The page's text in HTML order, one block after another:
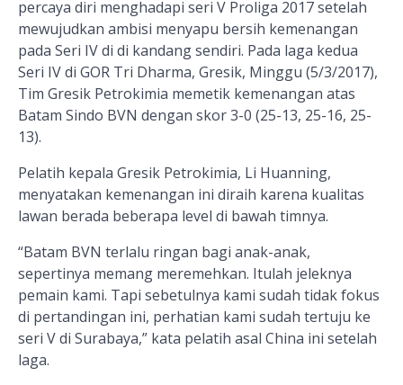
percaya diri menghadapi seri V Proliga 2017 setelah
mewujudkan ambisi menyapu bersih kemenangan
pada Seri IV di di kandang sendiri. Pada laga kedua
Seri IV di GOR Tri Dharma, Gresik, Minggu (5/3/2017),
Tim Gresik Petrokimia memetik kemenangan atas
Batam Sindo BVN dengan skor 3-0 (25-13, 25-16, 25-
13).
Pelatih kepala Gresik Petrokimia, Li Huanning,
menyatakan kemenangan ini diraih karena kualitas
lawan berada beberapa level di bawah timnya.
“Batam BVN terlalu ringan bagi anak-anak,
sepertinya memang meremehkan. Itulah jeleknya
pemain kami. Tapi sebetulnya kami sudah tidak fokus
di pertandingan ini, perhatian kami sudah tertuju ke
seri V di Surabaya,” kata pelatih asal China ini setelah
laga.